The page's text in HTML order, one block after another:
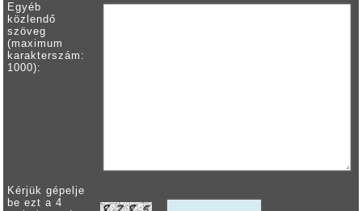
Egyéb
közlendő
szöveg
(maximum
karakterszám:
1000):
Kérjük gépelje
be ezt a 4